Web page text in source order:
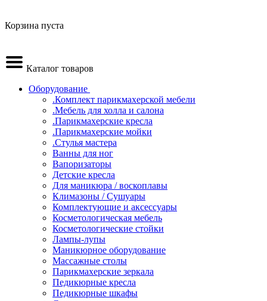
Корзина пуста
Каталог товаров
Оборудование
.Комплект парикмахерской мебели
.Мебель для холла и салона
.Парикмахерские кресла
.Парикмахерские мойки
.Стулья мастера
Ванны для ног
Вапоризаторы
Детские кресла
Для маникюра / воскоплавы
Климазоны / Сушуары
Комплектующие и аксессуары
Косметологическая мебель
Косметологические стойки
Лампы-лупы
Маникюрное оборудование
Массажные столы
Парикмахерские зеркала
Педикюрные кресла
Педикюрные шкафы